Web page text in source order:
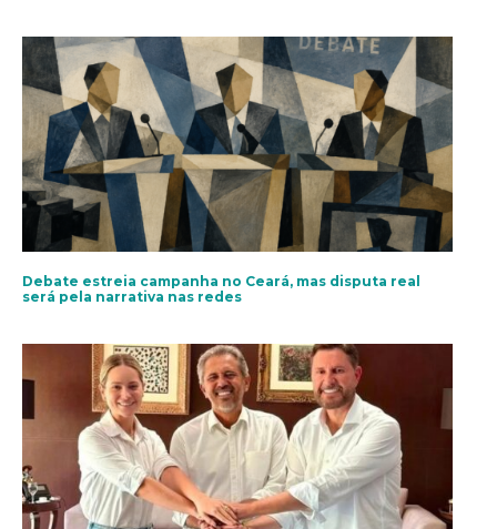
Debate estreia campanha no Ceará, mas disputa real
será pela narrativa nas redes